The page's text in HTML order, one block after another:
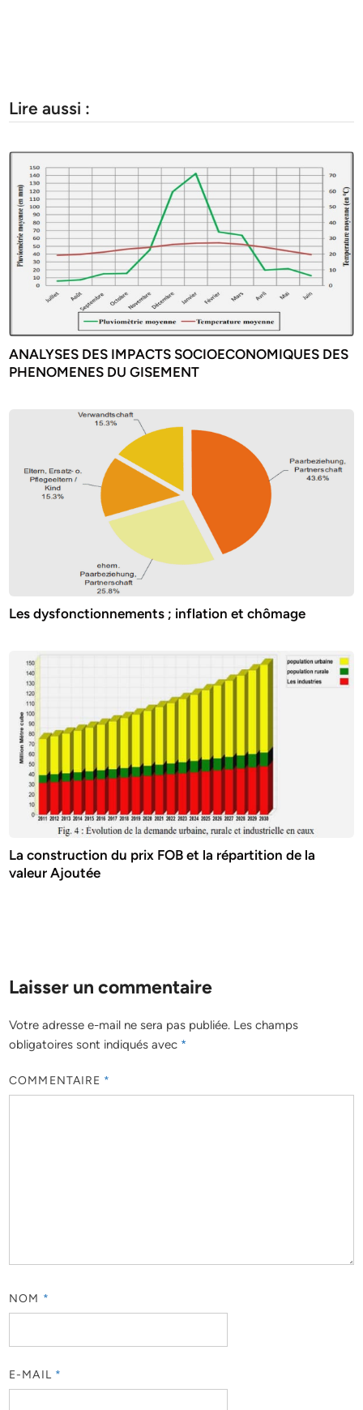
Lire aussi :
ANALYSES DES IMPACTS SOCIOECONOMIQUES DES
PHENOMENES DU GISEMENT
Les dysfonctionnements ; inflation et chômage
La construction du prix FOB et la répartition de la
valeur Ajoutée
Laisser un commentaire
Votre adresse e-mail ne sera pas publiée. Les champs
obligatoires sont indiqués avec *
COMMENTAIRE *
NOM *
E-MAIL *